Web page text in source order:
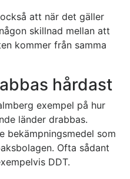
att när det gäller
skillnad mellan att
kommer från samma
hårdast
exempel på hur
länder drabbas.
bekämpningsmedel som
Ofta sådant
DDT.